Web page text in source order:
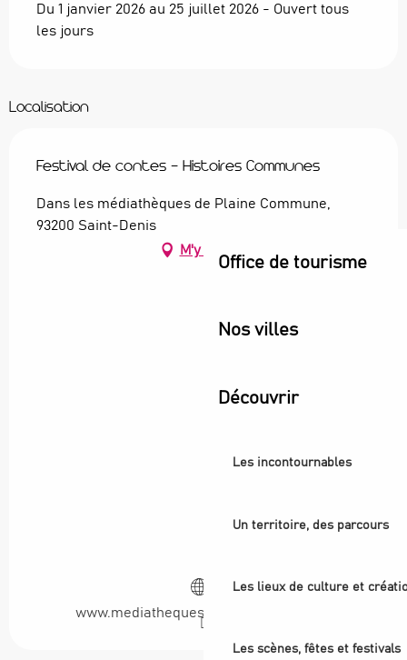
Office de tourisme
Nos villes
Découvrir
Les incontournables
Un territoire, des parcours
Les lieux de culture et
Les scènes, fêtes et festivals
Du 1 janvier 2026 au 25 juillet 2026 - Ouvert tous
les jours
Localisation
Festival de contes - Histoires Communes
Dans les médiathèques de Plaine Commune,
93200 Saint-Denis
M'y rendre
www.mediatheques-plainecommune.fr